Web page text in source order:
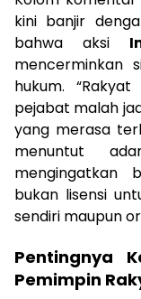
kini banjir
bahwa aksi
mencerminkan
hukum.
pejabat malah
yang merasa
menuntut
mengingatkan
bukan lisensi
sendiri maupun
Pentingnya
Pemimpin